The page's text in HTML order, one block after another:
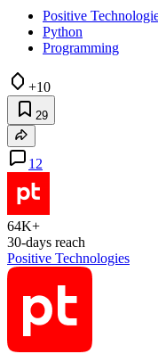
Positive
Python
Programming
+10
29
12
64K+
30-days reach
Positive Technologies